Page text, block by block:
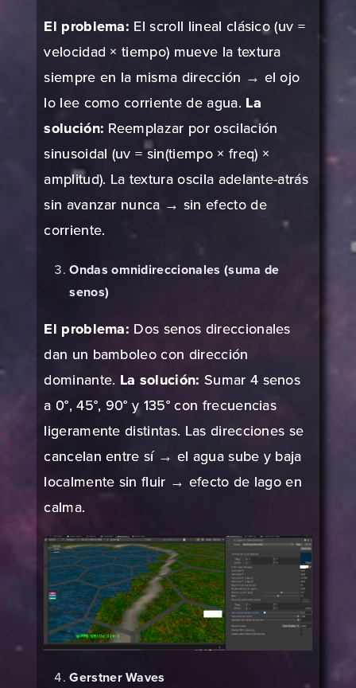
El problema: El scroll lineal clásico (uv =
velocidad × tiempo) mueve la textura
siempre en la misma dirección → el ojo
lo lee como corriente de agua. La
solución: Reemplazar por oscilación
sinusoidal (uv = sin(tiempo × freq) ×
amplitud). La textura oscila adelante-atrás
sin avanzar nunca → sin efecto de
corriente.
Ondas omnidireccionales (suma de
senos)
El problema: Dos senos direccionales
dan un bamboleo con dirección
dominante. La solución: Sumar 4 senos
a 0°, 45°, 90° y 135° con frecuencias
ligeramente distintas. Las direcciones se
cancelan entre sí → el agua sube y baja
localmente sin fluir → efecto de lago en
calma.
Gerstner Waves